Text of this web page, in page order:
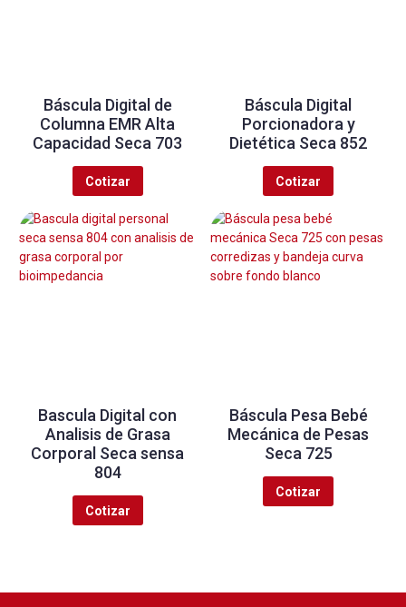
Báscula Digital de
Columna EMR Alta
Capacidad Seca 703
Cotizar
Báscula Digital
Porcionadora y
Dietética Seca 852
Cotizar
Bascula Digital con
Analisis de Grasa
Corporal Seca sensa
804
Cotizar
Báscula Pesa Bebé
Mecánica de Pesas
Seca 725
Cotizar